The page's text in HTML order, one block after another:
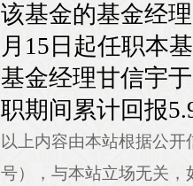
该基金的基金经
月15日起任职本
基金经理甘信宇
职期间累计回报
以上内容由本站根据公开
号），与本站立场无关